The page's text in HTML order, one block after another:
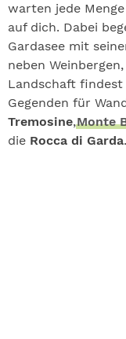
warten jede
auf dich. Dabei
Gardasee mit
neben
Landschaft
Gegenden für
Tremosine,Monte
die Rocca di Garda.